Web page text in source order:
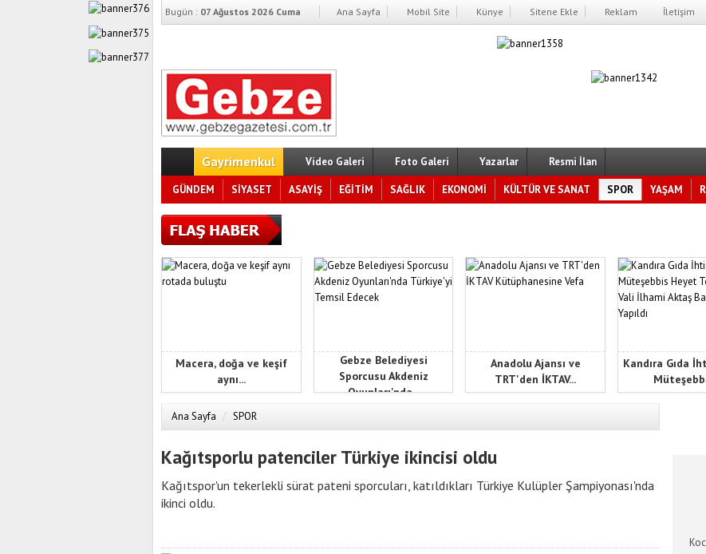
Bugün : 07 Ağustos 2026 Cuma Ana Sayfa Mobil Site Künye Sitene Ekle Reklam İletişim
Gayrimenkul Video Galeri Foto Galeri Yazarlar Resmi İlan
GÜNDEM SİYASET ASAYİŞ EĞİTİM SAĞLIK EKONOMİ KÜLTÜR VE SANAT SPOR YAŞAM
Macera, doğa ve keşif
aynı...
Gebze Belediyesi
Sporcusu Akdeniz
Oyunları'nda...
Anadolu Ajansı ve
TRT'den İKTAV...
Kandıra Gıda
Ana Sayfa / SPOR
Kağıtsporlu patenciler Türkiye ikincisi oldu
Kağıtspor'un tekerlekli sürat pateni sporcuları, katıldıkları Türkiye Kulüpler Şampiyonası'nda
ikinci oldu.